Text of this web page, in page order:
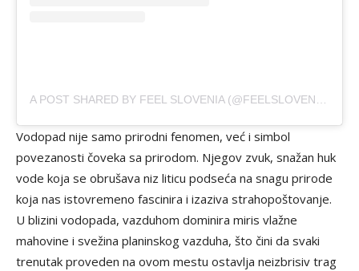
A POST SHARED BY FEEL SLOVENIA (@FEELSLOVENIA)
Vodopad nije samo prirodni fenomen, već i simbol
povezanosti čoveka sa prirodom. Njegov zvuk, snažan huk
vode koja se obrušava niz liticu podseća na snagu prirode
koja nas istovremeno fascinira i izaziva strahopoštovanje.
U blizini vodopada, vazduhom dominira miris vlažne
mahovine i svežina planinskog vazduha, što čini da svaki
trenutak proveden na ovom mestu ostavlja neizbrisiv trag